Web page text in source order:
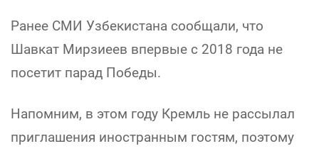
Ранее СМИ Узбекистана сообщали, что
Шавкат Мирзиеев впервые с 2018 года не
посетит парад Победы.
Напомним, в этом году Кремль не рассылал
приглашения иностранным гостям, поэтому